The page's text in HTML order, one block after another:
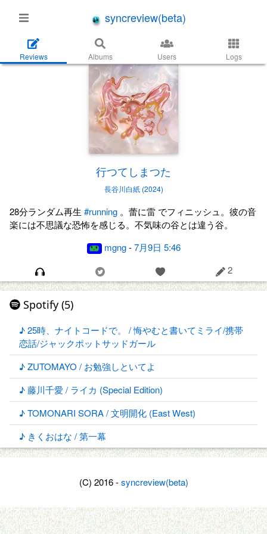
syncreview(beta)
Reviews Albums Users Logs
行つてしまつた
長谷川白紙 (2024)
28分ランダム再生 #running 。蕾に雷 でフィニッシュ。彼の音
楽には不思議な恐怖を感じる。不気味の谷とは違う谷。
mgng-7月9日 5:46
2
Spotify (5)
♪ 25時、ナイトコードで。 / 悔やむと書いてミライ/携帯
恋話/ジャックポットサッドガール
♪ ZUTOMAYO / お勉強しといてよ
♪ 藤川千愛 / ライカ (Special Edition)
♪ TOMONARI SORA / 文明開化 (East West)
♪ きくおはな / 第一幕
(C) 2016 -syncreview(beta)